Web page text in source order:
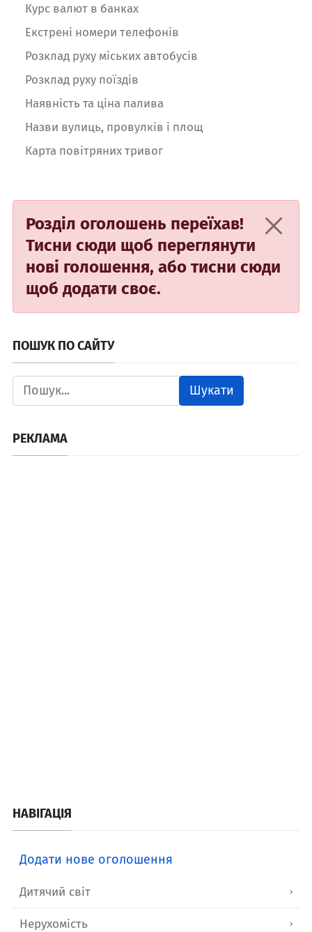
Курс валют в банках
Екстрені номери телефонів
Розклад руху міських автобусів
Розклад руху поїздів
Наявність та ціна палива
Назви вулиць, провулків і площ
Карта повітряних тривог
Розділ оголошень переїхав!
Тисни сюди щоб переглянути
нові голошення, або тисни сюди
щоб додати своє.
ПОШУК ПО САЙТУ
Шукати
РЕКЛАМА
НАВІГАЦІЯ
Додати нове оголошення
Дитячий світ
Нерухомість